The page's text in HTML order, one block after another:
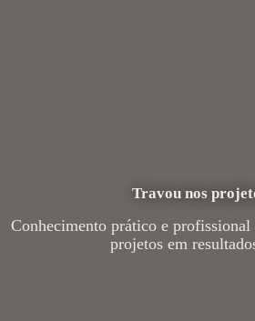
Travou nos
Conhecimento prático e profissional
projetos em